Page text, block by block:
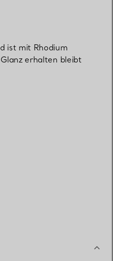
ist mit Rhodium
erhalten bleibt